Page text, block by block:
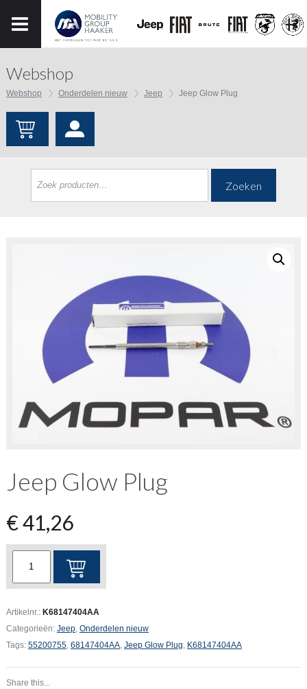
Webshop
Webshop Onderdelen nieuw Jeep Jeep Glow Plug
Zoeken
Jeep Glow Plug
€41,26
Plug
aantal
Artikelnr.: K68147404AA
Categorieën: Jeep, Onderdelen nieuw
Tags: 55200755, 68147404AA, Jeep Glow Plug, K68147404AA
Share this...